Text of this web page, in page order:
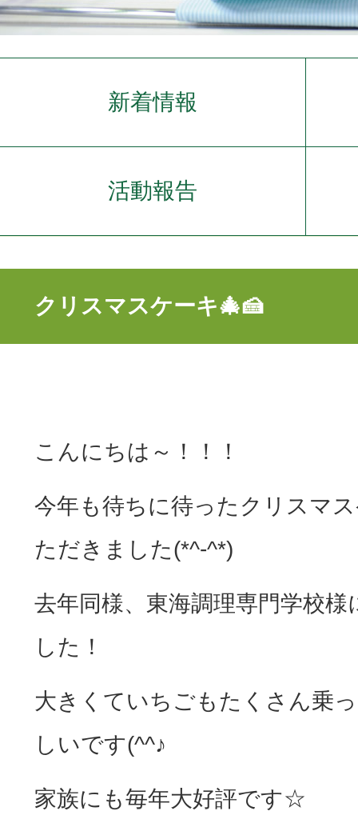
新着情報
活動報告
クリスマスケーキ🎄🍰
こんにちは～！！！
今年も待ちに待ったクリスマ
ただきました(*^-^*)
去年同様、東海調理専門学校
した！
大きくていちごもたくさん乗
しいです(^^♪
家族にも毎年大好評です☆